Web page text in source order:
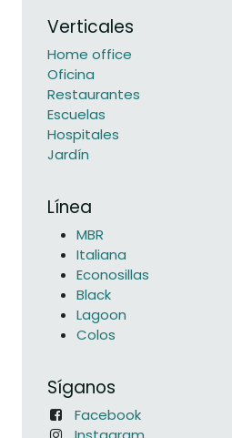
Verticales
Home office
Oficina
Restaurantes
Escuelas
Hospitales
Jardín
Línea
MBR
Italiana
Econosillas
Black
Lagoon
Colos
Síganos
Facebook